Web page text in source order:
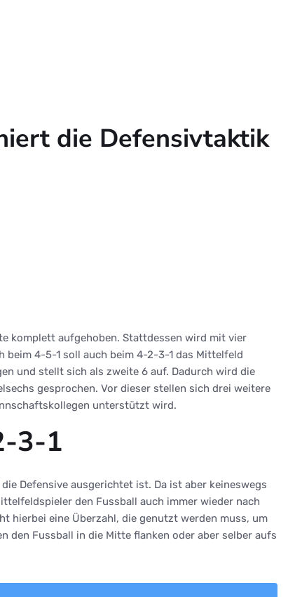
die Defensivtaktik
komplett aufgehoben. Stattdessen wird mit vier
beim 4-5-1 soll auch beim 4-2-3-1 das Mittelfeld
und stellt sich als zweite 6 auf. Dadurch wird die
gesprochen. Vor dieser stellen sich drei weitere
unterstützt wird.
3-1
Defensive ausgerichtet ist. Da ist aber keineswegs
den Fussball auch immer wieder nach
hierbei eine Überzahl, die genutzt werden muss, um
den Fussball in die Mitte flanken oder aber selber aufs